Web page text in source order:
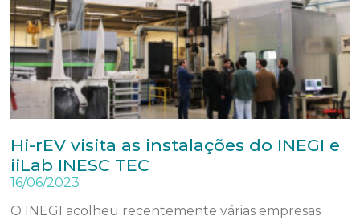
Hi-rEV visita as instalações do INEGI e
iiLab INESC TEC
16/06/2023
O INEGI acolheu recentemente várias empresas